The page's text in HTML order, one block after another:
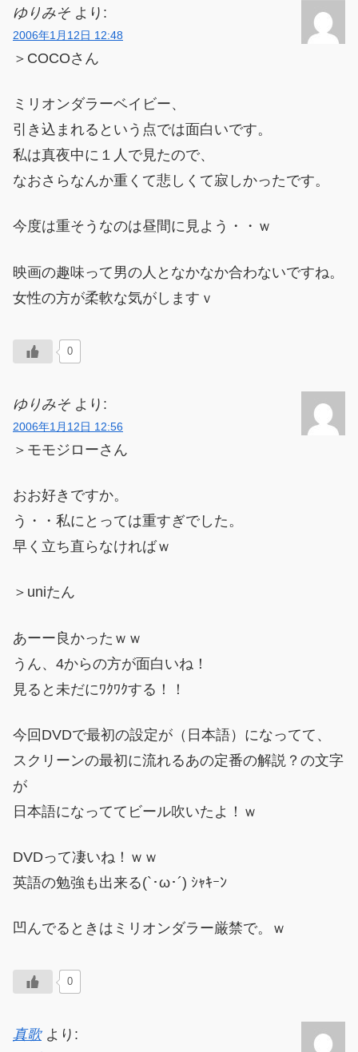
ゆりみそ より:
2006年1月12日 12:48
＞COCOさん
ミリオンダラーベイビー、
引き込まれるという点では面白いです。
私は真夜中に１人で見たので、
なおさらなんか重くて悲しくて寂しかったです。
今度は重そうなのは昼間に見よう・・ｗ
映画の趣味って男の人となかなか合わないですね。
女性の方が柔軟な気がしますｖ
0
ゆりみそ より:
2006年1月12日 12:56
＞モモジローさん
おお好きですか。
う・・私にとっては重すぎでした。
早く立ち直らなければｗ
＞uniたん
あーー良かったｗｗ
うん、4からの方が面白いね！
見ると未だにﾜｸﾜｸする！！
今回DVDで最初の設定が（日本語）になってて、
スクリーンの最初に流れるあの定番の解説？の文字
が
日本語になっててビール吹いたよ！ｗ
DVDって凄いね！ｗｗ
英語の勉強も出来る(`･ω･´) ｼｬｷｰﾝ
凹んでるときはミリオンダラー厳禁で。ｗ
0
真歌 より: